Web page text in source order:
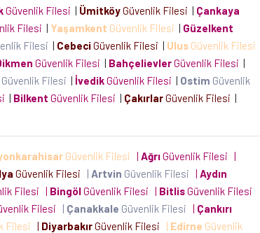
Güvenlik Filesi | ÜmitköyGüvenlik Filesi | Çankaya
Filesi | Yaşamkent Güvenlik Filesi | Güzelkent
Filesi | CebeciGüvenlik Filesi | Ulus Güvenlik Filesi
Güvenlik Filesi | BahçelievlerGüvenlik Filesi |
Güvenlik Filesi | İvedikGüvenlik Filesi | Ostim Güvenlik
| Bilkent Güvenlik Filesi | ÇakırlarGüvenlik Filesi |
Güvenlik Filesi | AğrıGüvenlik Filesi |
Güvenlik Filesi | Artvin Güvenlik Filesi | Aydın
Filesi | BingölGüvenlik Filesi | BitlisGüvenlik Filesi
Filesi | Çanakkale Güvenlik Filesi | Çankırı
Filesi | DiyarbakırGüvenlik Filesi | Edirne Güvenlik